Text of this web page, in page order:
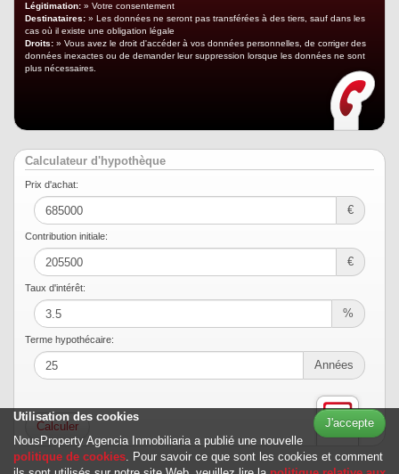
Légitimation: » Votre consentement
Destinataires: » Les données ne seront pas transférées à des tiers, sauf dans les
cas où il existe une obligation légale
Droits: » Vous avez le droit d'accéder à vos données personnelles, de corriger des
données inexactes ou de demander leur suppression lorsque les données ne sont
plus nécessaires.
Calculateur d'hypothèque
Prix ​​d'achat:
€
Contribution initiale:
€
Taux d'intérêt:
%
Terme hypothécaire:
Années
J'accepte
Utilisation des cookies
NousProperty Agencia Inmobiliaria a publié une nouvelle
politique de cookies. Pour savoir ce que sont les cookies et comment